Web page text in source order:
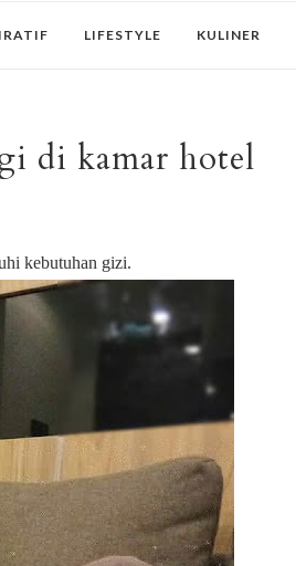
LIFESTYLE KULINER
di kamar hotel
kebutuhan gizi.